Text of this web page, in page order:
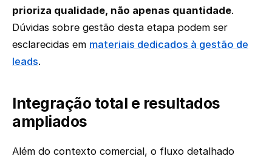
prioriza qualidade, não apenas quantidade.
Dúvidas sobre gestão desta etapa podem ser
esclarecidas em materiais dedicados à gestão de
leads.
Integração total e resultados
ampliados
Além do contexto comercial, o fluxo detalhado